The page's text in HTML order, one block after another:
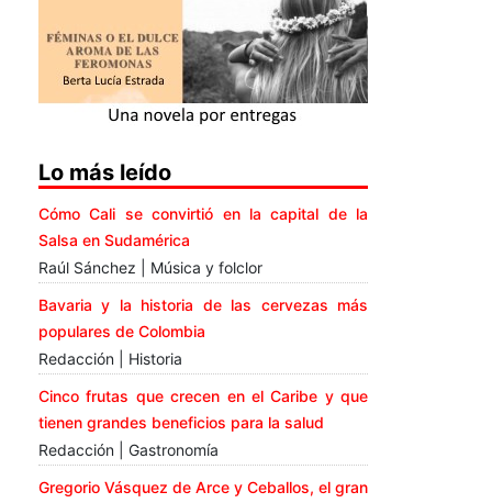
Lo más leído
Cómo Cali se convirtió en la capital de la
Salsa en Sudamérica
Raúl Sánchez | Música y folclor
Bavaria y la historia de las cervezas más
populares de Colombia
Redacción | Historia
Cinco frutas que crecen en el Caribe y que
tienen grandes beneficios para la salud
Redacción | Gastronomía
Gregorio Vásquez de Arce y Ceballos, el gran